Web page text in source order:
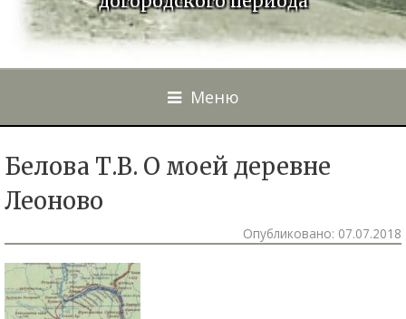
Меню
Белова Т.В. О моей деревне
Леоново
Опубликовано: 07.07.2018